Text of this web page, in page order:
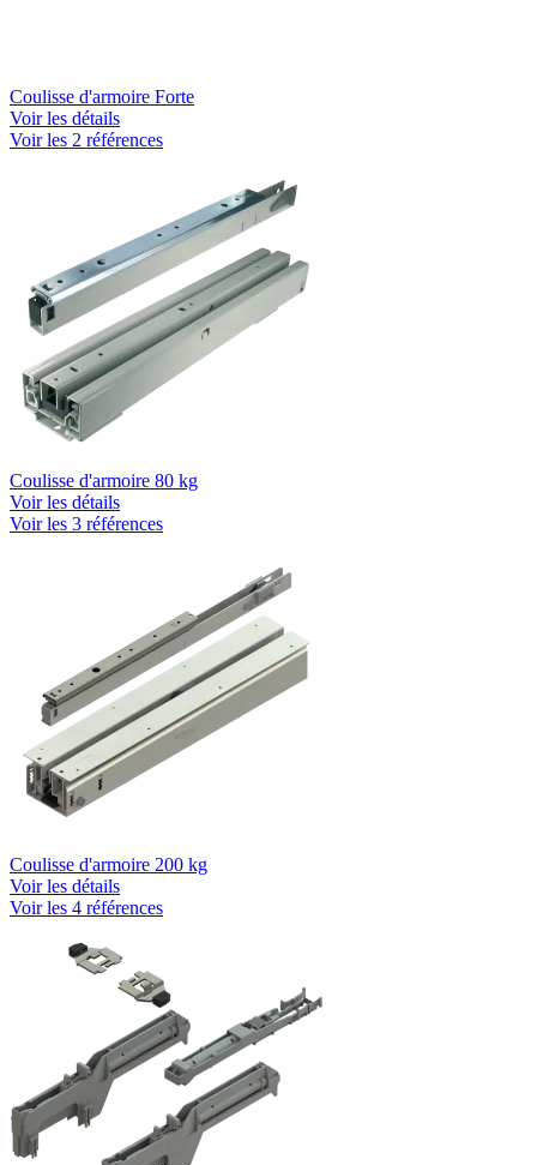
Coulisse d'armoire Forte
Voir les détails
Voir les 2 références
Coulisse d'armoire 80 kg
Voir les détails
Voir les 3 références
Coulisse d'armoire 200 kg
Voir les détails
Voir les 4 références